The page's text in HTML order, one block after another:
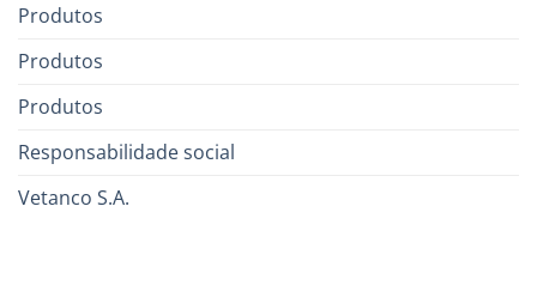
Produtos
Produtos
Produtos
Responsabilidade social
Vetanco S.A.